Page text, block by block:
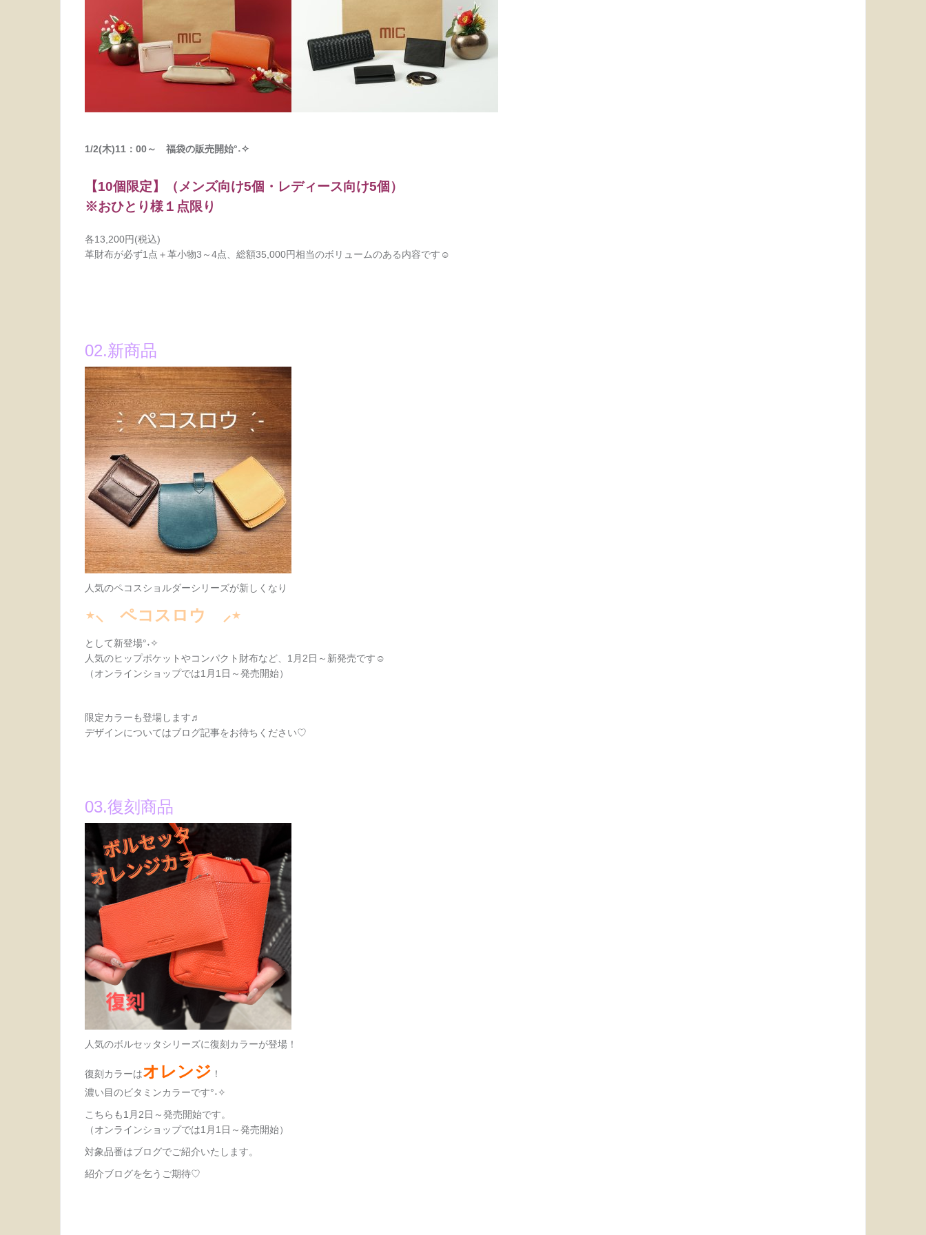
1/2(木)11：00～ 福袋の販売開始°˖✧
【10個限定】（メンズ向け5個・レディース向け5個）
※おひとり様１点限り
各13,200円(税込)
革財布が必ず1点＋革小物3～4点、総額35,000円相当のボリュームのある内容です☺︎
02.新商品
人気のペコスショルダーシリーズが新しくなり
⋆⸜ ペコスロウ ⸝⋆
として新登場°˖✧
人気のヒップポケットやコンパクト財布など、1月2日～新発売です☺︎
（オンラインショップでは1月1日～発売開始）
限定カラーも登場します♬
デザインについてはブログ記事をお待ちください♡
03.復刻商品
人気のボルセッタシリーズに復刻カラーが登場！
復刻カラーはオレンジ ！
濃い目のビタミンカラーです°˖✧
こちらも1月2日～発売開始です。
（オンラインショップでは1月1日～発売開始）
対象品番はブログでご紹介いたします。
紹介ブログを乞うご期待♡